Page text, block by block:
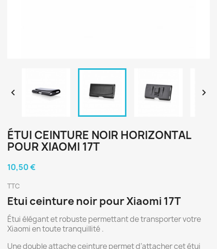
 
ÉTUI CEINTURE NOIR HORIZONTAL
POUR XIAOMI 17T
10,50 €
TTC
Etui ceinture noir pour Xiaomi 17T
Étui élégant et robuste permettant de transporter votre
Xiaomi en toute tranquillité .
Une double attache ceinture permet d’attacher cet étui